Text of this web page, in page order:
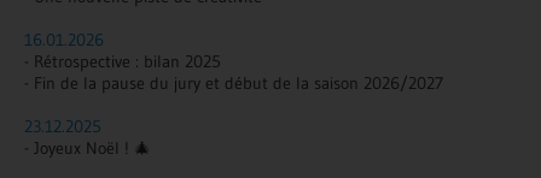
16.01.2026
- Rétrospective : bilan 2025
- Fin de la pause du jury et début de la saison 2026/2027
23.12.2025
- Joyeux Noël ! 🎄